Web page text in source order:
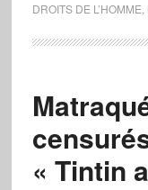
DROITS DE L’HOMME
« Tintin